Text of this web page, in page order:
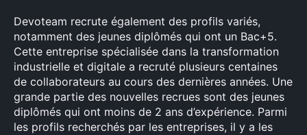
Devoteam recrute également des profils variés,
notamment des jeunes diplômés qui ont un Bac+5.
Cette entreprise spécialisée dans la transformation
industrielle et digitale a recruté plusieurs centaines
de collaborateurs au cours des dernières années. Une
grande partie des nouvelles recrues sont des jeunes
diplômés qui ont moins de 2 ans d’expérience. Parmi
les profils recherchés par les entreprises, il y a les